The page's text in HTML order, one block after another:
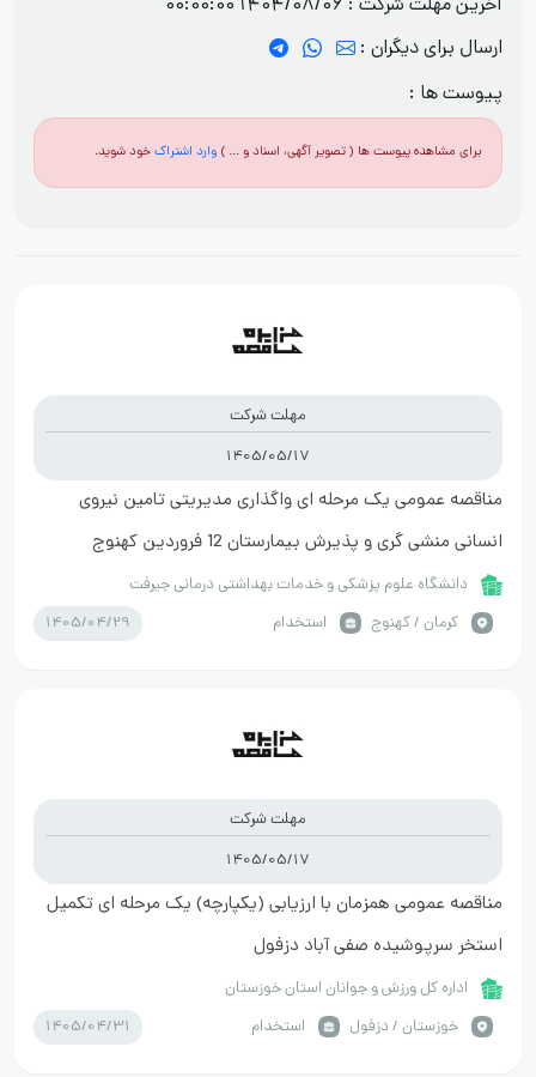
آخرین مهلت شرکت : 1404/08/06 00:00:00
ارسال برای دیگران :
پیوست ها :
برای مشاهده پیوست ها ( تصویر آگهی، اسناد و ... ) وارد اشتراکخود شوید.
مهلت شرکت
1405/05/17
مناقصه عمومی یک مرحله ای واگذاری مدیریتی تامین نیروی
انسانی منشی گری و پذیرش بیمارستان 12 فروردین کهنوج
دانشگاه علوم پزشکی و خدمات بهداشتی درمانی جیرفت
كرمان / کهنوج
استخدام 1405/04/29
مهلت شرکت
1405/05/17
مناقصه عمومی همزمان با ارزیابی (یکپارچه) یک مرحله ای تکمیل
استخر سرپوشیده صفی آباد دزفول
اداره کل ورزش و جوانان استان خوزستان
خوزستان / دزفول
استخدام 1405/04/31